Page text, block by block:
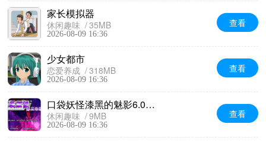
家长模拟器
休闲趣味 35MB
2026-08-09 16:36
查看
少女都市
恋爱养成 318MB
2026-08-09 16:36
查看
口袋妖怪漆黑的魅影6.0最新版
休闲趣味 9MB
2026-08-09 16:36
查看